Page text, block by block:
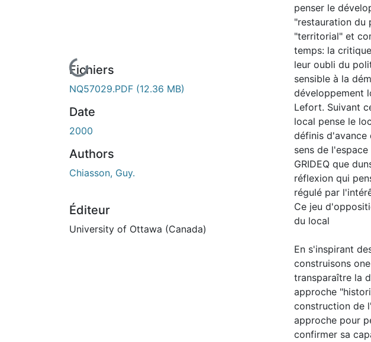
En cours de chargement...
Fichiers
NQ57029.PDF (12.36 MB)
Date
2000
Authors
Chiasson, Guy.
Éditeur
University of Ottawa (Canada)
penser le
"restauration du
"territorial" et
temps: la
leur oubli du
sensible à la
développement
Lefort. Suivant
local pense le
définis d'avance
sens de
GRIDEQ que
réflexion qui
régulé par
Ce jeu
du local
En s'inspirant
construisons
transparaître la
approche
construction de
approche pour
confirmer sa